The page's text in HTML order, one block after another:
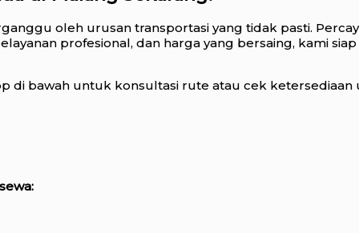
oleh urusan transportasi yang tidak pasti.
profesional, dan harga yang bersaing, kami
di bawah untuk konsultasi rute atau cek ketersediaan